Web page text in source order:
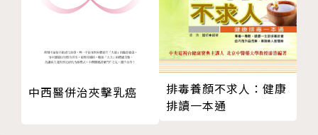
動物醫學相關科系畢業。翻譯領域跨文學、生物、科技
多種。譯有《柯提茲的海》、《表觀遺傳大革命》以及
加來道雄《離開太陽系》等。
中西醫併治夾擊乳癌
排毒養顏不求人：健康
排讀一本通